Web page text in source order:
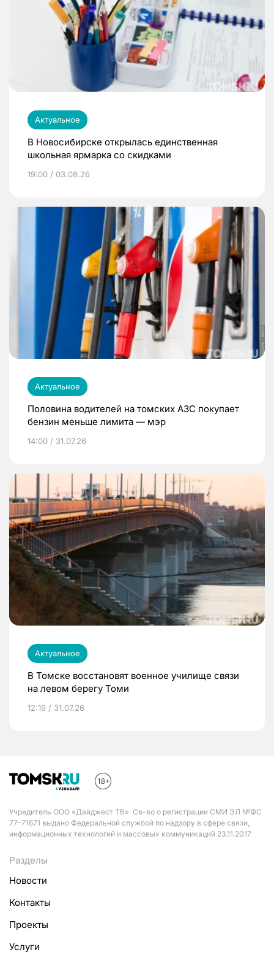
Актуальное
В Новосибирске открылась единственная
школьная ярмарка со скидками
19:00 / 03.08.26
Актуальное
Половина водителей на томских АЗС покупает
бензин меньше лимита — мэр
14:00 / 31.07.26
Актуальное
В Томске восстановят военное училище связи
на левом берегу Томи
12:19 / 31.07.26
Учредитель ООО «Дайджест ТВ». Св-во о регистрации СМИ ЭЛ №ФС
77-71671 выдано Федеральной службой по надзору в сфере связи,
информационных технологий и массовых коммуникаций 23.11.2017
Разделы
Новости
Контакты
Проекты
Услуги